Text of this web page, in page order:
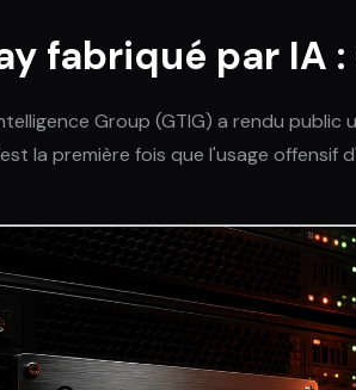
fabriqué par IA
Group (GTIG) a rendu
la première fois que l'usage